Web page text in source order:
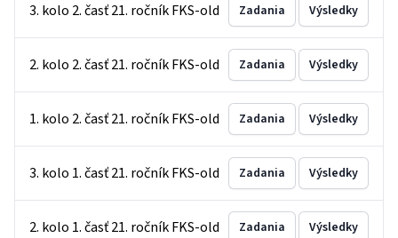
3. kolo 2. časť 21. ročník FKS-old Zadania Výsledky
2. kolo 2. časť 21. ročník FKS-old Zadania Výsledky
1. kolo 2. časť 21. ročník FKS-old Zadania Výsledky
3. kolo 1. časť 21. ročník FKS-old Zadania Výsledky
2. kolo 1. časť 21. ročník FKS-old Zadania Výsledky